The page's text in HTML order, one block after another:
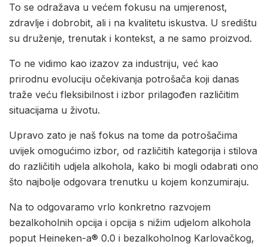
To se odražava u većem fokusu na umjerenost,
zdravlje i dobrobit, ali i na kvalitetu iskustva. U središtu
su druženje, trenutak i kontekst, a ne samo proizvod.
To ne vidimo kao izazov za industriju, već kao
prirodnu evoluciju očekivanja potrošača koji danas
traže veću fleksibilnost i izbor prilagođen različitim
situacijama u životu.
Upravo zato je naš fokus na tome da potrošačima
uvijek omogućimo izbor, od različitih kategorija i stilova
do različitih udjela alkohola, kako bi mogli odabrati ono
što najbolje odgovara trenutku u kojem konzumiraju.
Na to odgovaramo vrlo konkretno razvojem
bezalkoholnih opcija i opcija s nižim udjelom alkohola
poput Heineken-a® 0.0 i bezalkoholnog Karlovačkog,